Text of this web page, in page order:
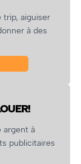
trip, aiguiser
à des
argent à
publicitaires